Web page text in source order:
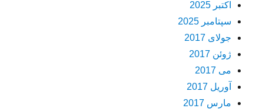
اکتبر 2025
سپتامبر 2025
جولای 2017
ژوئن 2017
می 2017
آوریل 2017
مارس 2017